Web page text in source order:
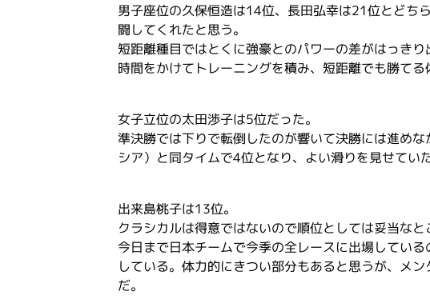
男子座位の久保恒造は14位、長田弘幸は21位とどち
闘してくれたと思う。
短距離種目ではとくに強豪とのパワーの差がはっきり
時間をかけてトレーニングを積み、短距離でも勝てる
女子立位の太田渉子は5位だった。
準決勝では下りで転倒したのが響いて決勝には進め
シア）と同タイムで4位となり、よい滑りを見せてい
出来島桃子は13位。
クラシカルは得意ではないので順位としては妥当なと
今日まで日本チームで今季の全レースに出場してい
している。体力的にきつい部分もあると思うが、メ
だ。